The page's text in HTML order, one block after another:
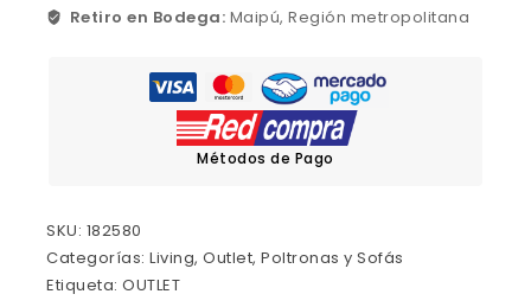
Retiro en Bodega: Maipú, Región metropolitana
Métodos de Pago
SKU: 182580
Categorías: Living, Outlet, Poltronas y Sofás
Etiqueta: OUTLET